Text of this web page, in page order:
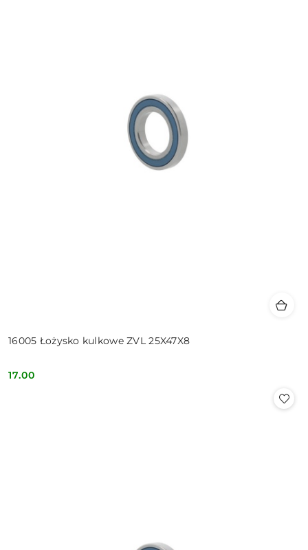
16005 Łożysko kulkowe ZVL 25X47X8
Cena:
17.00